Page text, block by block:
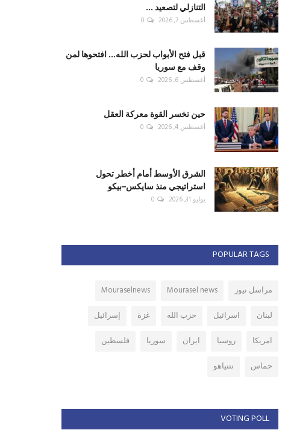
التنازلي لتصعيد ...
أغسطس 7, 2026 0
قبل فتح الأبواب لحزب الله... افتحوها لمن
وقف مع سوريا
أغسطس 6, 2026 0
حين تخسر القوة معركة العقل
أغسطس 4, 2026 0
الشرق الأوسط أمام أخطر تحول
استراتيجي منذ سايكس–بيكو
يوليو 31, 2026 0
POPULAR TAGS
مراسل نيوز Mourasel news
Mouraselnews
لبنان
اسرائيل حزب الله غزة
إسرائيل
امريكا
روسيا ايران سوريا
فلسطين
حماس
نتنياهو
VOTING POLL